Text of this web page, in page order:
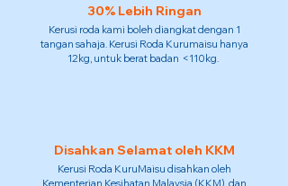
30% Lebih Ringan
Kerusi roda kami boleh diangkat dengan 1
tangan sahaja. Kerusi Roda Kurumaisu hanya
12kg, untuk berat badan <110kg.
Disahkan Selamat oleh KKM
Kerusi Roda KuruMaisu disahkan oleh
Kementerian Kesihatan Malaysia (KKM), dan